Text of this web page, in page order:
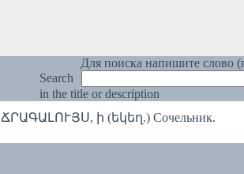
Для поиска напишите слово
Search
in the title or description
ՃՐԱԳԱԼՈՒՅՍ, ի (եկեղ.) Сочельник.